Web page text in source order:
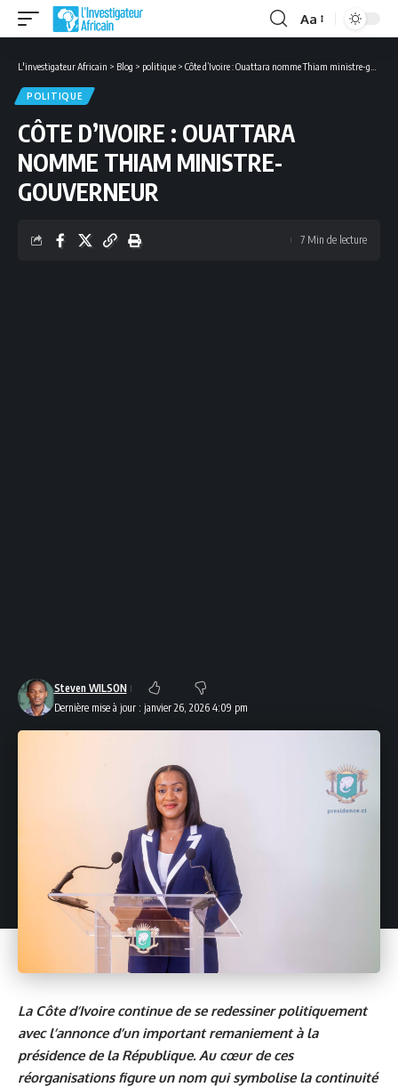
Font
Aa
L'investigateur Africain > Blog > politique > Côte d’Ivoire : Ouattara nomme Thiam ministre-gouverneur
POLITIQUE
CÔTE D’IVOIRE : OUATTARA
NOMME THIAM MINISTRE-
GOUVERNEUR
Dernière mise à jour : janvier 26, 2026 4:09 pm
Steven WILSON
7 Min de lecture
La Côte d’Ivoire continue de se redessiner politiquement
avec l’annonce d’un important remaniement à la
présidence de la République. Au cœur de ces
réorganisations figure un nom qui symbolise la continuité